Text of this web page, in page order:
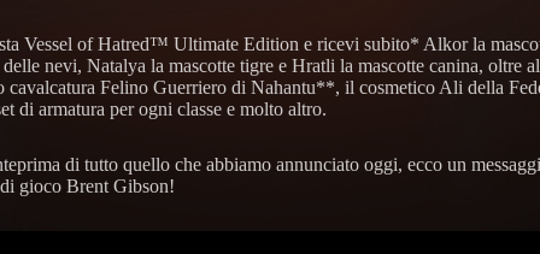
Vessel of Hatred™ Ultimate Edition e ricevi subito* Alkor la
nevi, Natalya la mascotte tigre e Hratli la mascotte canina, oltre al
cavalcatura Felino Guerriero di Nahantu**, il cosmetico Ali della
di armatura per ogni classe e molto altro.
di tutto quello che abbiamo annunciato oggi, ecco un
gioco Brent Gibson!